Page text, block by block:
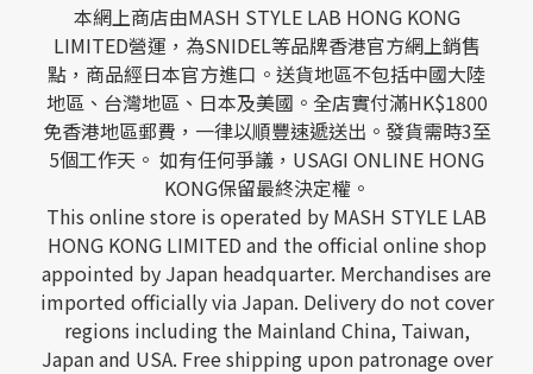
本網上商店由MASH STYLE LAB HONG KONG
LIMITED營運，為SNIDEL等品牌香港官方網上銷售
點，商品經日本官方進口。送貨地區不包括中國大陸
地區、台灣地區、日本及美國。全店實付滿HK$1800
免香港地區郵費，一律以順豐速遞送出。發貨需時3至
5個工作天。 如有任何爭議，USAGI ONLINE HONG
KONG保留最終決定權。
This online store is operated by MASH STYLE LAB
HONG KONG LIMITED and the official online shop
appointed by Japan headquarter. Merchandises are
imported officially via Japan. Delivery do not cover
regions including the Mainland China, Taiwan,
Japan and USA. Free shipping upon patronage over